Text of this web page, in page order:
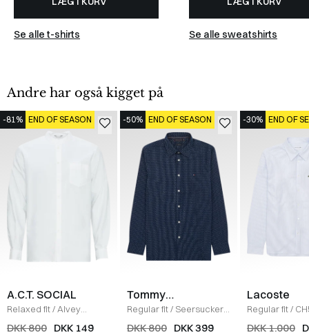
Se alle t-shirts Se alle sweatshirts
Andre har også kigget på
-81% END OF SEASON
A.C.T. SOCIAL
Relaxed fit/ Alvey
Skjorte/ WHITE
DKK 800 DKK 149
-50% END OF SEASON
Tommy
Hilfiger
Regular fit/ Seersucker
Printed Skjorte / NAVY
DKK 800 DKK 399
-30% END OF
Lacoste
Regular fit/
Skjorte / LYS
DKK 1.000